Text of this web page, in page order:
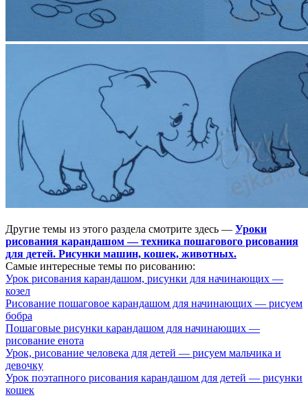
Другие темы из этого раздела смотрите здесь — Уроки
рисования карандашом — техника пошагового рисования
для детей. Рисунки машин, кошек, животных.
Самые интересные темы по рисованию:
Урок рисования карандашом, рисунки для начинающих —
козел
Рисование пошаговое карандашом для начинающих — рисуем
бобра
Пошаговые рисунки карандашом для начинающих —
рисование енота
Урок, рисование человека для детей — рисуем мальчика и
девочку
Урок поэтапного рисования карандашом для детей — рисунки
кошек